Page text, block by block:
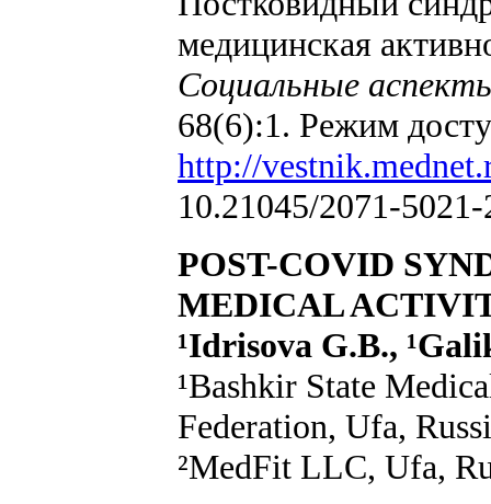
медицинская
Социальные
68(6):1. Режим
http://
10.21045/2071-
POST-COVID
MEDICAL
¹Idrisova G.B.,
¹Bashkir State
Federation, Ufa,
²MedFit LLC, Ufa,